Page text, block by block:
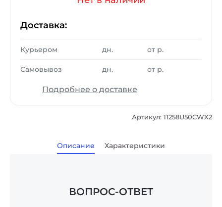
Доставка:
Курьером дн. от р.
Самовывоз дн. от р.
Подробнее о доставке
Артикул: 11258U50CWX2
Описание Характеристики
ВОПРОС-ОТВЕТ